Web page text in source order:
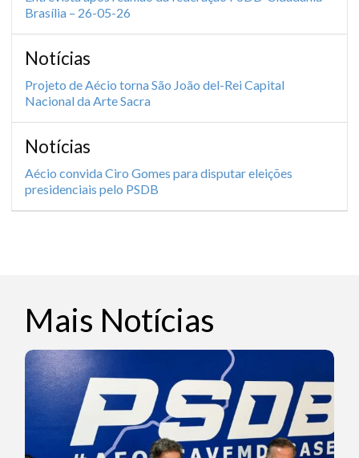
Brasília – 26-05-26
Notícias
Projeto de Aécio torna São João del-Rei Capital
Nacional da Arte Sacra
Notícias
Aécio convida Ciro Gomes para disputar eleições
presidenciais pelo PSDB
Mais Notícias